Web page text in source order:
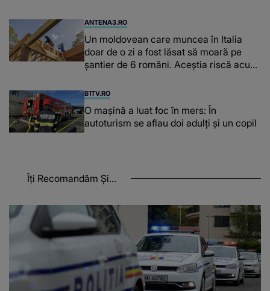
ANTENA3.RO
Un moldovean care muncea în Italia
doar de o zi a fost lăsat să moară pe
şantier de 6 români. Aceștia riscă acum
B1TV.RO
O maşină a luat foc în mers: În
autoturism se aflau doi adulți și un copil
Îți Recomandăm Și...